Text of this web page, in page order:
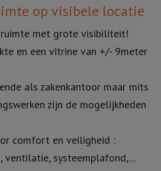
op visibele locatie
met grote visibiliteit!
en een vitrine van +/- 9meter
als zakenkantoor maar mits
zijn de mogelijkheden
comfort en veiligheid :
ventilatie, systeemplafond,...